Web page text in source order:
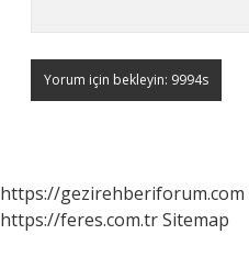
https://gezirehberiforum.com
https://feres.com.trSitemap